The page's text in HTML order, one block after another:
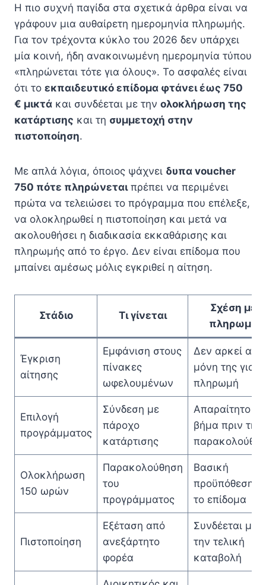
Η πιο συχνή παγίδα στα σχετικά άρθρα είναι να
γράφουν μια αυθαίρετη ημερομηνία πληρωμής.
Για τον τρέχοντα κύκλο του 2026 δεν υπάρχει
μία κοινή, ήδη ανακοινωμένη ημερομηνία τύπου
«πληρώνεται τότε για όλους». Το ασφαλές είναι
ότι το εκπαιδευτικό επίδομα φτάνει έως 750
€ μικτά και συνδέεται με την ολοκλήρωση της
κατάρτισης και τη συμμετοχή στην
πιστοποίηση.
Με απλά λόγια, όποιος ψάχνει δυπα voucher
750 πότε πληρώνεταιπρέπει να περιμένει
πρώτα να τελειώσει το πρόγραμμα που επέλεξε,
να ολοκληρωθεί η πιστοποίηση και μετά να
ακολουθήσει η διαδικασία εκκαθάρισης και
πληρωμής από το έργο. Δεν είναι επίδομα που
μπαίνει αμέσως μόλις εγκριθεί η αίτηση.
Στάδιο Τι γίνεται
Σχέση με
πληρωμή
Έγκριση
αίτησης
Εμφάνιση στους
πίνακες
ωφελουμένων
Δεν αρκεί από
μόνη της για
πληρωμή
Επιλογή
προγράμματος
Σύνδεση με
πάροχο
κατάρτισης
Απαραίτητο
βήμα πριν την
Ολοκλήρωση
150 ωρών
Παρακολούθηση
του
προγράμματος
Βασική
προϋπόθεση
το επίδομα
Πιστοποίηση
Εξέταση από
ανεξάρτητο
φορέα
Συνδέεται με
την τελική
καταβολή